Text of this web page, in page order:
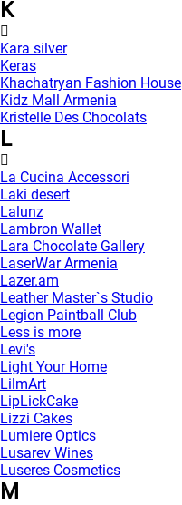
K
Kara silver
Keras
Khachatryan Fashion House
Kidz Mall Armenia
Kristelle Des Chocolats
L
La Cucina Accessori
Laki desert
Lalunz
Lambron Wallet
Lara Chocolate Gallery
LaserWar Armenia
Lazer.am
Leather Master`s Studio
Legion Paintball Club
Less is more
Levi's
Light Your Home
LilmArt
LipLickCake
Lizzi Cakes
Lumiere Optics
Lusarev Wines
Luseres Cosmetics
M